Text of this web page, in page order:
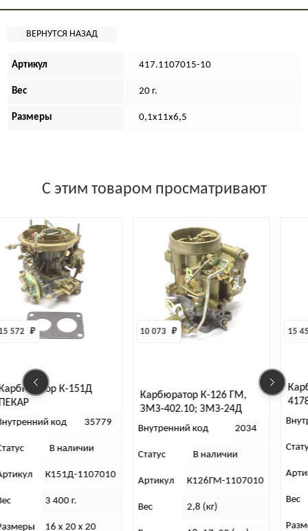
Артикул 417.1107015-10
Вес 20 г.
Размеры 0,1х11х6,5
С этим товаром просматривают
К-151Д
572 ₽
код 35779
В наличии
К151Д-1107010
3 400 г.
16 х 20 х 20
Карбюратор К-126 ГМ,
ЗМЗ-402.10; ЗМЗ-24Д
ПЕКАР
10 073 ₽
Внутренний код 2034
Статус В наличии
Артикул К126ГМ-1107010
Вес 2,8 (кг)
15
Вес